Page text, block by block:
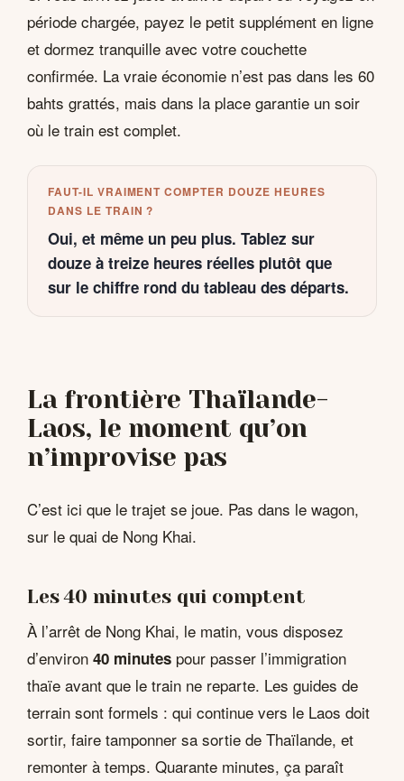
période chargée, payez le petit supplément en ligne
et dormez tranquille avec votre couchette
confirmée. La vraie économie n’est pas dans les 60
bahts grattés, mais dans la place garantie un soir
où le train est complet.
FAUT-IL VRAIMENT COMPTER DOUZE HEURES
DANS LE TRAIN ?
Oui, et même un peu plus. Tablez sur
douze à treize heures réelles plutôt que
sur le chiffre rond du tableau des départs.
La frontière Thaïlande-
Laos, le moment qu’on
n’improvise pas
C’est ici que le trajet se joue. Pas dans le wagon,
sur le quai de Nong Khai.
Les 40 minutes qui comptent
À l’arrêt de Nong Khai, le matin, vous disposez
d’environ 40 minutes pour passer l’immigration
thaïe avant que le train ne reparte. Les guides de
terrain sont formels : qui continue vers le Laos doit
sortir, faire tamponner sa sortie de Thaïlande, et
remonter à temps. Quarante minutes, ça paraît